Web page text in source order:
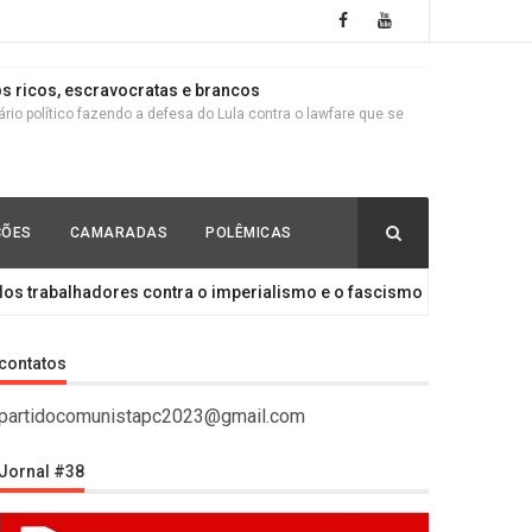
ricos, escravocratas e brancos
político fazendo a defesa do Lula contra o lawfare que se
de morte, governador do Estado acena para
Enquanto oitenta famílias agricultoras Sem Terra saíram
derrota do governo nazista de Kiev, testa de ferro
da autodeterminação de Donetsk e Lugansk!
da Rússia e do Níger O declínio do Imperialismo e a
CAMARADAS POLÊMICAS
contra o imperialismo e o fascismo!
contatos
Jornal #38